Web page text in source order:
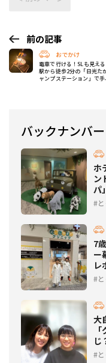
前の記事
おでかけ
電車で行ける！SLも見え
駅から徒歩2分の「日光た
ャンプステーション」で
バックナンバー
ホ
ン
パ
7
ー
レ
大
じ